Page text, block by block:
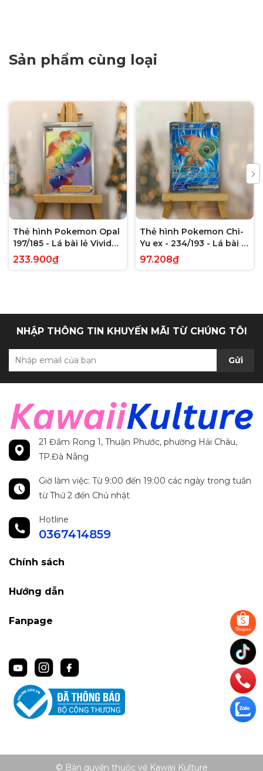
Sản phẩm cùng loại
Thẻ hình Pokemon Opal
197/185 - Lá bài lẻ Vivid
Voltage Hyper Rare tiếng
Anh chính hãng
233.900₫
Thẻ hình Pokemon Chi-
Yu ex - 234/193 - Lá bài lẻ
Paldea Evolved Full Art
Secret Rare tiếng Anh
97.208₫
NHẬP THÔNG TIN KHUYẾN MÃI TỪ CHÚNG TÔI
Gửi
21 Đầm Rong 1, Thuận Phước, phường Hải Châu,
TP.Đà Nẵng
Giờ làm việc: Từ 9:00 đến 19:00 các ngày trong tuần
từ Thứ 2 đến Chủ nhật
Hotline
0367414859
Chính sách
Hướng dẫn
Fanpage
© Bản quyền thuộc về Kawaii Kulture